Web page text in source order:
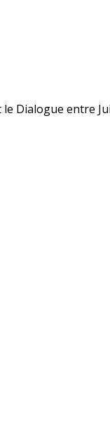
le Dialogue